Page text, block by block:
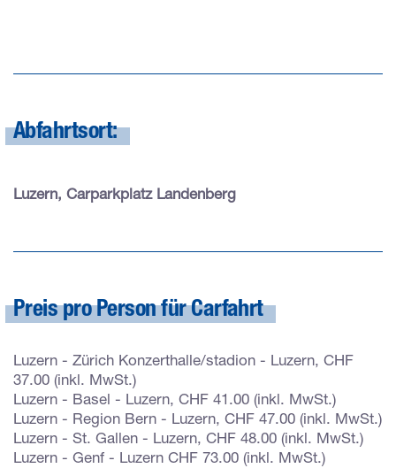
Abfahrtsort:
Luzern, Carparkplatz Landenberg
Preis pro Person für Carfahrt
Luzern - Zürich Konzerthalle/stadion - Luzern, CHF
37.00 (inkl. MwSt.)
Luzern - Basel - Luzern, CHF 41.00 (inkl. MwSt.)
Luzern - Region Bern - Luzern, CHF 47.00 (inkl. MwSt.)
Luzern - St. Gallen - Luzern, CHF 48.00 (inkl. MwSt.)
Luzern - Genf - Luzern CHF 73.00 (inkl. MwSt.)